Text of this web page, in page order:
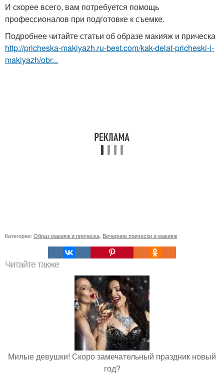
И скорее всего, вам потребуется помощь
профессионалов при подготовке к съемке.
Подробнее читайте статьи об образе макияж и прическа
http://pricheska-makiyazh.ru-best.com/kak-delat-pricheski-i-
makiyazh/obr...
Категории: Образ макияж и прическа Вечерние прически и макияж
Читайте также
Милые девушки! Скоро замечательный праздник новый
год?